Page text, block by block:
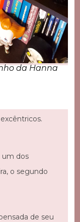
da Hanna
um dos
o segundo
de seu